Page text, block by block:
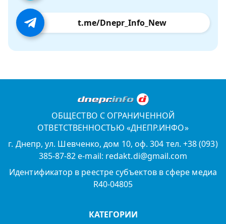
t.me/Dnepr_Info_New
ОБЩЕСТВО С ОГРАНИЧЕННОЙ
ОТВЕТСТВЕННОСТЬЮ «ДНЕПР.ИНФО»
г. Днепр, ул. Шевченко, дом 10, оф. 304 тел. +38 (093)
385-87-82 e-mail: redakt.di@gmail.com
Идентификатор в реестре субъектов в сфере медиа
R40-04805
КАТЕГОРИИ